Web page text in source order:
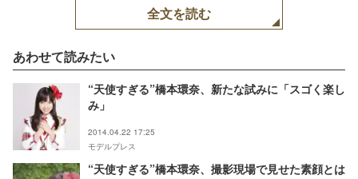
ン、橋本環奈、四宮なぎ
全文を読む
あわせて読みたい
“天使すぎる”橋本環奈、新たな試みに「スゴく楽し
み」
2014.04.22 17:25
モデルプレス
“天使すぎる”橋本環奈、撮影現場で見せた素顔とは